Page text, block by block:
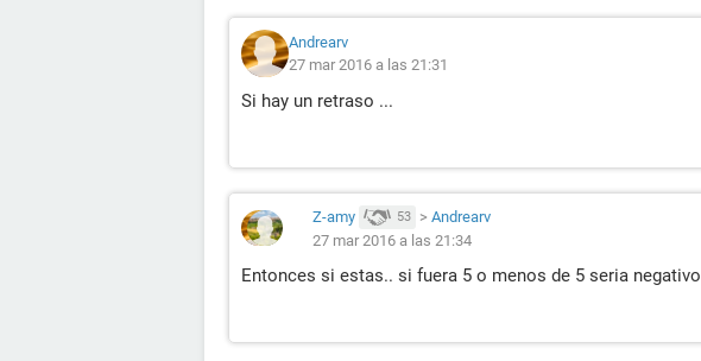
Andrearv
27 mar 2016 a las 21:31
Si hay un retraso ...
Z-amy 53 > Andrearv
27 mar 2016 a las 21:34
Entonces si estas.. si fuera 5 o menos de 5 seria negativo